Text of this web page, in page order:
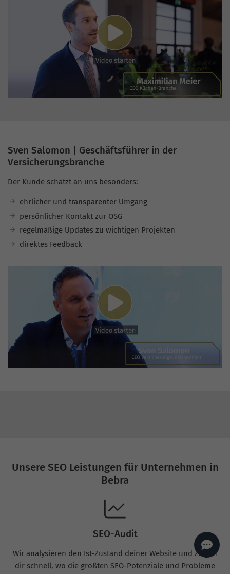
Sven Salomon | Geschäftsführer in der
Versicherungsbranche
Der Kunde schätzt an uns besonders:
ehrlicher und transparenter Umgang
persönlicher Kontakt zur OSG
regelmäßige Updates zu wichtigen Projekten
direktes Feedback
Unsere SEO Leistungen für Unternehmen in
Bebra
SEO-Audit
Wir analysieren den Ist-Zustand deiner Website und zeigen
dir schnell, wo die größten SEO-Potenziale und Probleme
Hallo, willkommen bei